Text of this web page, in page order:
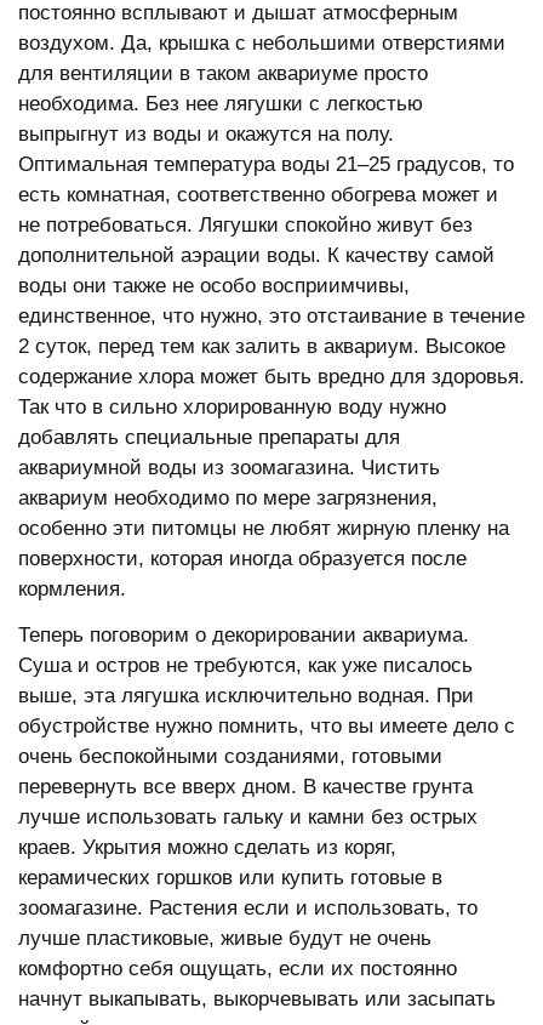
постоянно всплывают и дышат атмосферным
воздухом. Да, крышка с небольшими отверстиями
для вентиляции в таком аквариуме просто
необходима. Без нее лягушки с легкостью
выпрыгнут из воды и окажутся на полу.
Оптимальная температура воды 21–25 градусов, то
есть комнатная, соответственно обогрева может и
не потребоваться. Лягушки спокойно живут без
дополнительной аэрации воды. К качеству самой
воды они также не особо восприимчивы,
единственное, что нужно, это отстаивание в течение
2 суток, перед тем как залить в аквариум. Высокое
содержание хлора может быть вредно для здоровья.
Так что в сильно хлорированную воду нужно
добавлять специальные препараты для
аквариумной воды из зоомагазина. Чистить
аквариум необходимо по мере загрязнения,
особенно эти питомцы не любят жирную пленку на
поверхности, которая иногда образуется после
кормления.
Теперь поговорим о декорировании аквариума.
Суша и остров не требуются, как уже писалось
выше, эта лягушка исключительно водная. При
обустройстве нужно помнить, что вы имеете дело с
очень беспокойными созданиями, готовыми
перевернуть все вверх дном. В качестве грунта
лучше использовать гальку и камни без острых
краев. Укрытия можно сделать из коряг,
керамических горшков или купить готовые в
зоомагазине. Растения если и использовать, то
лучше пластиковые, живые будут не очень
комфортно себя ощущать, если их постоянно
начнут выкапывать, выкорчевывать или засыпать